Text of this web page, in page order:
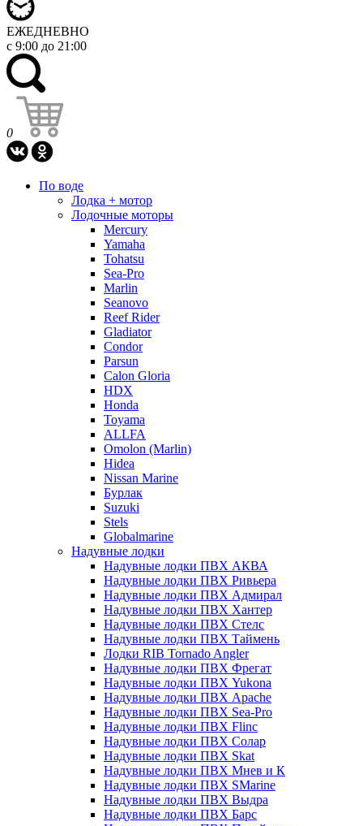
ЕЖЕДНЕВНО
с 9:00 до 21:00
0
По воде
Лодка + мотор
Лодочные моторы
Mercury
Yamaha
Tohatsu
Sea-Pro
Marlin
Seanovo
Reef Rider
Gladiator
Condor
Parsun
Calon Gloria
HDX
Honda
Toyama
ALLFA
Omolon (Marlin)
Hidea
Nissan Marine
Бурлак
Suzuki
Stels
Globalmarine
Надувные лодки
Надувные лодки ПВХ АКВА
Надувные лодки ПВХ Ривьера
Надувные лодки ПВХ Адмирал
Надувные лодки ПВХ Хантер
Надувные лодки ПВХ Стелс
Надувные лодки ПВХ Таймень
Лодки RIB Tornado Angler
Надувные лодки ПВХ Фрегат
Надувные лодки ПВХ Yukona
Надувные лодки ПВХ Apache
Надувные лодки ПВХ Sea-Pro
Надувные лодки ПВХ Flinc
Надувные лодки ПВХ Солар
Надувные лодки ПВХ Skat
Надувные лодки ПВХ Мнев и К
Надувные лодки ПВХ SMarine
Надувные лодки ПВХ Выдра
Надувные лодки ПВХ Барс